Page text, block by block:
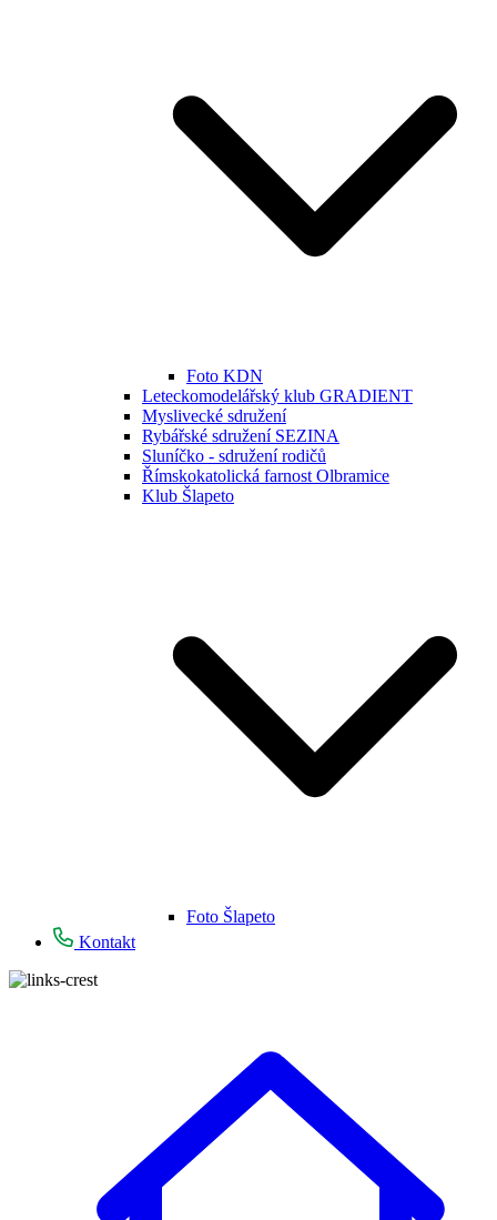
Foto KDN
Leteckomodelářský klub GRADIENT
Myslivecké sdružení
Rybářské sdružení SEZINA
Sluníčko - sdružení rodičů
Římskokatolická farnost Olbramice
Klub Šlapeto
Foto Šlapeto
Kontakt